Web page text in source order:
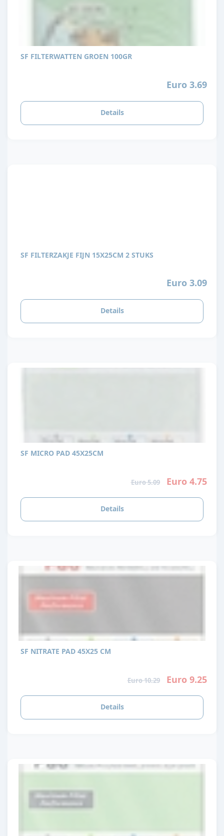
SF FILTERWATTEN GROEN 100GR
Euro 3.69
Details
SF FILTERZAKJE FIJN 15X25CM 2 STUKS
Euro 3.09
Details
SF MICRO PAD 45X25CM
Euro 5.09 Euro 4.75
Details
SF NITRATE PAD 45X25 CM
Euro 10.29 Euro 9.25
Details